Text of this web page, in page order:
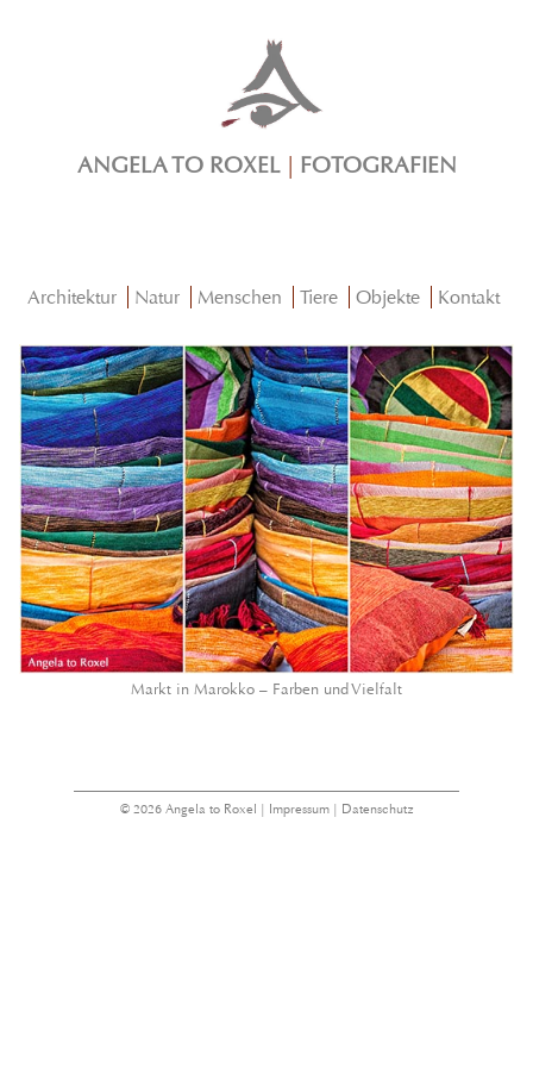
ANGELA TO ROXEL FOTOGRAFIEN
Architektur Natur Menschen Tiere Objekte Kontakt
Markt in Marokko – Farben und Vielfalt
© 2026 Angela to Roxel | Impressum| Datenschutz